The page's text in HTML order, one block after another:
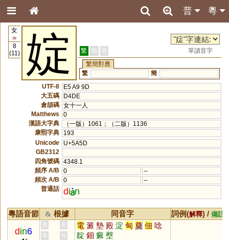
粵
普
女
38
8
(11)
婝 繁 簡 港
單讀音字
繁簡對應
繁
簡
UTF-8
E5 A9 9D
大五碼
D4DE
倉頡碼 女十一人
Matthews
0
漢語大字典
（一版）1061；（二版）1136
康熙字典
193
Unicode
U+5A5D
GB2312
四角號碼 4348.1
頻序 A/B
0
--
頻次 A/B
0
--
普通話 di n
粵語音節 & 根據 同音字 詞例(解釋) / 備註
din6
黃 周 電 澱 墊 殿 淀 甸 奠 佃 唸
靛 鈿 癜 壂
李
何